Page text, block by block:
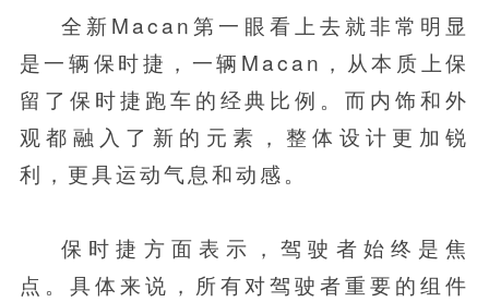
全新Macan第一眼看上去就非常明显
是一辆保时捷，一辆Macan，从本质上保
留了保时捷跑车的经典比例。而内饰和外
观都融入了新的元素，整体设计更加锐
利，更具运动气息和动感。
保时捷方面表示，驾驶者始终是焦
点。具体来说，所有对驾驶者重要的组件